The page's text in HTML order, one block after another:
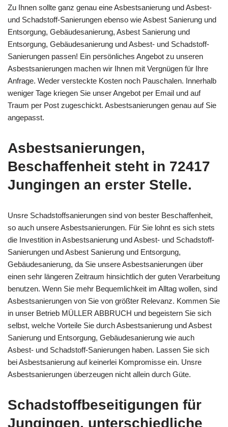
Zu Ihnen sollte ganz genau eine Asbestsanierung und Asbest-
und Schadstoff-Sanierungen ebenso wie Asbest Sanierung und
Entsorgung, Gebäudesanierung, Asbest Sanierung und
Entsorgung, Gebäudesanierung und Asbest- und Schadstoff-
Sanierungen passen! Ein persönliches Angebot zu unseren
Asbestsanierungen machen wir Ihnen mit Vergnügen für Ihre
Anfrage. Weder versteckte Kosten noch Pauschalen. Innerhalb
weniger Tage kriegen Sie unser Angebot per Email und auf
Traum per Post zugeschickt. Asbestsanierungen genau auf Sie
angepasst.
Asbestsanierungen,
Beschaffenheit steht in 72417
Jungingen an erster Stelle.
Unsre Schadstoffsanierungen sind von bester Beschaffenheit,
so auch unsere Asbestsanierungen. Für Sie lohnt es sich stets
die Investition in Asbestsanierung und Asbest- und Schadstoff-
Sanierungen und Asbest Sanierung und Entsorgung,
Gebäudesanierung, da Sie unsere Asbestsanierungen über
einen sehr längeren Zeitraum hinsichtlich der guten Verarbeitung
benutzen. Wenn Sie mehr Bequemlichkeit im Alltag wollen, sind
Asbestsanierungen von Sie von größter Relevanz. Kommen Sie
in unser Betrieb MÜLLER ABBRUCH und begeistern Sie sich
selbst, welche Vorteile Sie durch Asbestsanierung und Asbest
Sanierung und Entsorgung, Gebäudesanierung wie auch
Asbest- und Schadstoff-Sanierungen haben. Lassen Sie sich
bei Asbestsanierung auf keinerlei Kompromisse ein. Unsre
Asbestsanierungen überzeugen nicht allein durch Güte.
Schadstoffbeseitigungen für
Jungingen, unterschiedliche